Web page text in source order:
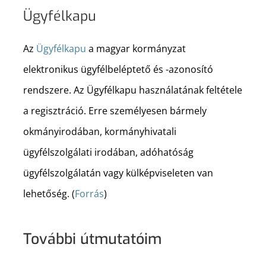
Ügyfélkapu
Az Ügyfélkapu a magyar kormányzat
elektronikus ügyfélbeléptető és -azonosító
rendszere. Az Ügyfélkapu használatának feltétele
a regisztráció. Erre személyesen bármely
okmányirodában, kormányhivatali
ügyfélszolgálati irodában, adóhatóság
ügyfélszolgálatán vagy külképviseleten van
lehetőség. (Forrás)
További útmutatóim